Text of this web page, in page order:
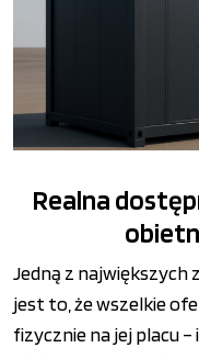
Realna
Jedną z największych
jest to, że wszelkie
fizycznie na jej placu –